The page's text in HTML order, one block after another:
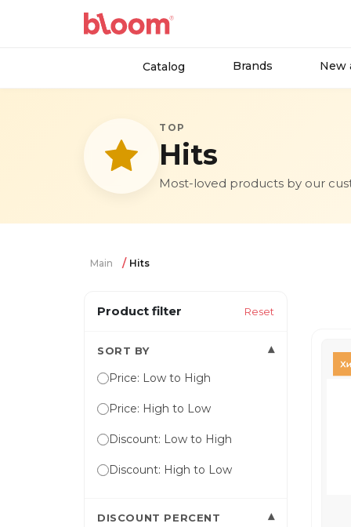
Catalog Brands New
TOP
Hits
Most-loved products by our
Main Hits
Product filter Reset
SORT BY ▾
Price: Low to High
Price: High to Low
Discount: Low to High
Discount: High to Low
DISCOUNT PERCENT ▾